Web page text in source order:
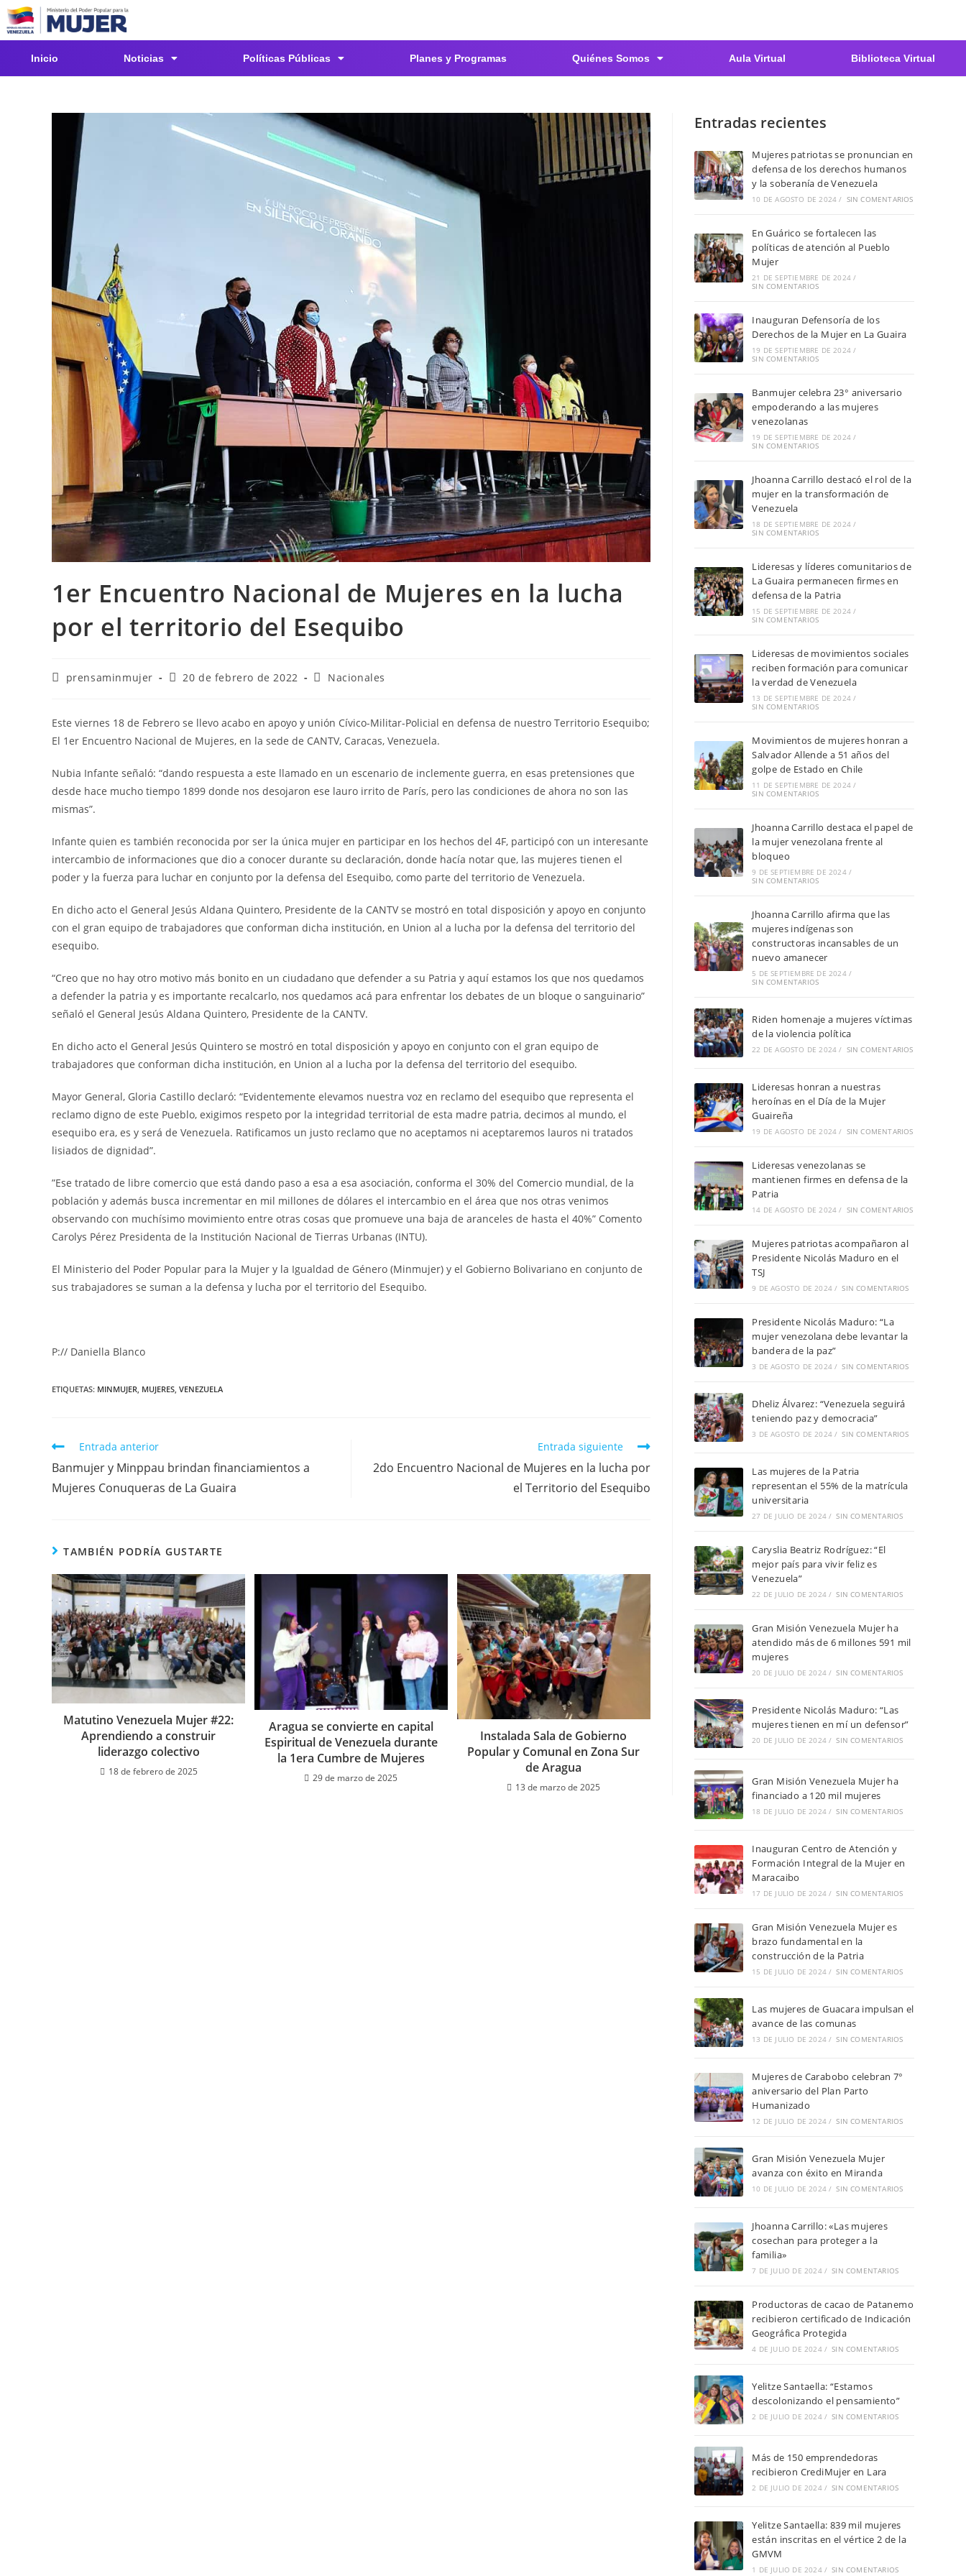
Inicio Noticias Políticas Públicas Planes y Programas Quiénes Somos Aula Virtual Biblioteca Virtual
1er Encuentro Nacional de Mujeres en la lucha
por el territorio del Esequibo
prensaminmujer 20 de febrero de 2022 Nacionales
Este viernes 18 de Febrero se llevo acabo en apoyo y unión Cívico-Militar-Policial en defensa de nuestro Territorio Esequibo;
El 1er Encuentro Nacional de Mujeres, en la sede de CANTV, Caracas, Venezuela.
Nubia Infante señaló: “dando respuesta a este llamado en un escenario de inclemente guerra, en esas pretensiones que
desde hace mucho tiempo 1899 donde nos desojaron ese lauro irrito de París, pero las condiciones de ahora no son las
mismas”.
Infante quien es también reconocida por ser la única mujer en participar en los hechos del 4F, participó con un interesante
intercambio de informaciones que dio a conocer durante su declaración, donde hacía notar que, las mujeres tienen el
poder y la fuerza para luchar en conjunto por la defensa del Esequibo, como parte del territorio de Venezuela.
En dicho acto el General Jesús Aldana Quintero, Presidente de la CANTV se mostró en total disposición y apoyo en conjunto
con el gran equipo de trabajadores que conforman dicha institución, en Union al a lucha por la defensa del territorio del
esequibo.
“Creo que no hay otro motivo más bonito en un ciudadano que defender a su Patria y aquí estamos los que nos quedamos
a defender la patria y es importante recalcarlo, nos quedamos acá para enfrentar los debates de un bloque o sanguinario”
señaló el General Jesús Aldana Quintero, Presidente de la CANTV.
En dicho acto el General Jesús Quintero se mostró en total disposición y apoyo en conjunto con el gran equipo de
trabajadores que conforman dicha institución, en Union al a lucha por la defensa del territorio del esequibo.
Mayor General, Gloria Castillo declaró: “Evidentemente elevamos nuestra voz en reclamo del esequibo que representa el
reclamo digno de este Pueblo, exigimos respeto por la integridad territorial de esta madre patria, decimos al mundo, el
esequibo era, es y será de Venezuela. Ratificamos un justo reclamo que no aceptamos ni aceptaremos lauros ni tratados
lisiados de dignidad”.
”Ese tratado de libre comercio que está dando paso a esa a esa asociación, conforma el 30% del Comercio mundial, de la
población y además busca incrementar en mil millones de dólares el intercambio en el área que nos otras venimos
observando con muchísimo movimiento entre otras cosas que promueve una baja de aranceles de hasta el 40%” Comento
Carolys Pérez Presidenta de la Institución Nacional de Tierras Urbanas (INTU).
El Ministerio del Poder Popular para la Mujer y la Igualdad de Género (Minmujer) y el Gobierno Bolivariano en conjunto de
sus trabajadores se suman a la defensa y lucha por el territorio del Esequibo.
P:// Daniella Blanco
ETIQUETAS: MINMUJER, MUJERES, VENEZUELA
Entrada anterior
Banmujer y Minppau brindan financiamientos a
Mujeres Conuqueras de La Guaira
Entrada siguiente
2do Encuentro Nacional de Mujeres en la lucha por
el Territorio del Esequibo
TAMBIÉN PODRÍA GUSTARTE
Matutino Venezuela Mujer #22:
Aprendiendo a construir
liderazgo colectivo
18 de febrero de 2025
Aragua se convierte en capital
Espiritual de Venezuela durante
la 1era Cumbre de Mujeres
29 de marzo de 2025
Instalada Sala de Gobierno
Popular y Comunal en Zona Sur
de Aragua
13 de marzo de 2025
Entradas recientes
Mujeres patriotas se pronuncian en
defensa de los derechos humanos
y la soberanía de Venezuela
10 DE AGOSTO DE 2024 / SIN COMENTARIOS
En Guárico se fortalecen las
políticas de atención al Pueblo
Mujer
21 DE SEPTIEMBRE DE 2024 /
SIN COMENTARIOS
Inauguran Defensoría de los
Derechos de la Mujer en La Guaira
19 DE SEPTIEMBRE DE 2024 /
SIN COMENTARIOS
Banmujer celebra 23° aniversario
empoderando a las mujeres
venezolanas
19 DE SEPTIEMBRE DE 2024 /
SIN COMENTARIOS
Jhoanna Carrillo destacó el rol de la
mujer en la transformación de
Venezuela
18 DE SEPTIEMBRE DE 2024 /
SIN COMENTARIOS
Lideresas y líderes comunitarios de
La Guaira permanecen firmes en
defensa de la Patria
15 DE SEPTIEMBRE DE 2024 /
SIN COMENTARIOS
Lideresas de movimientos sociales
reciben formación para comunicar
la verdad de Venezuela
13 DE SEPTIEMBRE DE 2024 /
SIN COMENTARIOS
Movimientos de mujeres honran a
Salvador Allende a 51 años del
golpe de Estado en Chile
11 DE SEPTIEMBRE DE 2024 /
SIN COMENTARIOS
Jhoanna Carrillo destaca el papel de
la mujer venezolana frente al
bloqueo
9 DE SEPTIEMBRE DE 2024 /
SIN COMENTARIOS
Jhoanna Carrillo afirma que las
mujeres indígenas son
constructoras incansables de un
nuevo amanecer
5 DE SEPTIEMBRE DE 2024 /
SIN COMENTARIOS
Riden homenaje a mujeres víctimas
de la violencia política
22 DE AGOSTO DE 2024 / SIN COMENTARIOS
Lideresas honran a nuestras
heroínas en el Día de la Mujer
Guaireña
19 DE AGOSTO DE 2024 / SIN COMENTARIOS
Lideresas venezolanas se
mantienen firmes en defensa de la
Patria
14 DE AGOSTO DE 2024 / SIN COMENTARIOS
Mujeres patriotas acompañaron al
Presidente Nicolás Maduro en el
TSJ
9 DE AGOSTO DE 2024 / SIN COMENTARIOS
Presidente Nicolás Maduro: “La
mujer venezolana debe levantar la
bandera de la paz”
3 DE AGOSTO DE 2024 / SIN COMENTARIOS
Dheliz Álvarez: “Venezuela seguirá
teniendo paz y democracia”
3 DE AGOSTO DE 2024 / SIN COMENTARIOS
Las mujeres de la Patria
representan el 55% de la matrícula
universitaria
27 DE JULIO DE 2024 / SIN COMENTARIOS
Caryslia Beatriz Rodríguez: “El
mejor país para vivir feliz es
Venezuela”
22 DE JULIO DE 2024 / SIN COMENTARIOS
Gran Misión Venezuela Mujer ha
atendido más de 6 millones 591 mil
mujeres
20 DE JULIO DE 2024 / SIN COMENTARIOS
Presidente Nicolás Maduro: “Las
mujeres tienen en mí un defensor”
20 DE JULIO DE 2024 / SIN COMENTARIOS
Gran Misión Venezuela Mujer ha
financiado a 120 mil mujeres
18 DE JULIO DE 2024 / SIN COMENTARIOS
Inauguran Centro de Atención y
Formación Integral de la Mujer en
Maracaibo
17 DE JULIO DE 2024 / SIN COMENTARIOS
Gran Misión Venezuela Mujer es
brazo fundamental en la
construcción de la Patria
15 DE JULIO DE 2024 / SIN COMENTARIOS
Las mujeres de Guacara impulsan el
avance de las comunas
13 DE JULIO DE 2024 / SIN COMENTARIOS
Mujeres de Carabobo celebran 7°
aniversario del Plan Parto
Humanizado
12 DE JULIO DE 2024 / SIN COMENTARIOS
Gran Misión Venezuela Mujer
avanza con éxito en Miranda
10 DE JULIO DE 2024 / SIN COMENTARIOS
Jhoanna Carrillo: «Las mujeres
cosechan para proteger a la
familia»
7 DE JULIO DE 2024 / SIN COMENTARIOS
Productoras de cacao de Patanemo
recibieron certificado de Indicación
Geográfica Protegida
4 DE JULIO DE 2024 / SIN COMENTARIOS
Yelitze Santaella: “Estamos
descolonizando el pensamiento”
2 DE JULIO DE 2024 / SIN COMENTARIOS
Más de 150 emprendedoras
recibieron CrediMujer en Lara
2 DE JULIO DE 2024 / SIN COMENTARIOS
Yelitze Santaella: 839 mil mujeres
están inscritas en el vértice 2 de la
GMVM
1 DE JULIO DE 2024 / SIN COMENTARIOS